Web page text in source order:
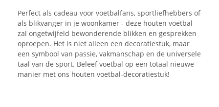
Perfect als cadeau voor voetbalfans, sportliefhebbers of
als blikvanger in je woonkamer - deze houten voetbal
zal ongetwijfeld bewonderende blikken en gesprekken
oproepen. Het is niet alleen een decoratiestuk, maar
een symbool van passie, vakmanschap en de universele
taal van de sport. Beleef voetbal op een totaal nieuwe
manier met ons houten voetbal-decoratiestuk!